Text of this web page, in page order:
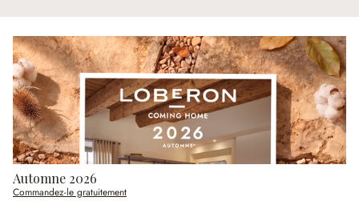
Automne 2026
Commandez-le gratuitement